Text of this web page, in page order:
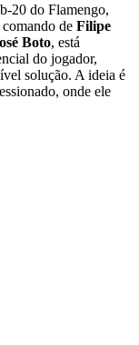
20 do Flamengo,
de Filipe
Boto, está
do jogador,
solução. A ideia é
onde ele